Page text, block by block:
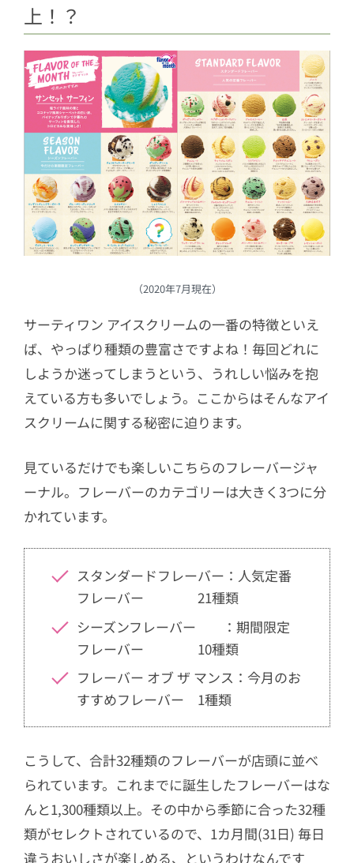
上！？
（2020年7月現在）
サーティワン アイスクリームの一番の特徴といえ
ば、やっぱり種類の豊富さですよね！毎回どれに
しようか迷ってしまうという、うれしい悩みを抱
えている方も多いでしょう。ここからはそんなアイ
スクリームに関する秘密に迫ります。
見ているだけでも楽しいこちらのフレーバージャ
ーナル。フレーバーのカテゴリーは大きく3つに分
かれています。
スタンダードフレーバー：人気定番
フレーバー 21種類
シーズンフレーバー ：期間限定
フレーバー 10種類
フレーバー オブ ザ マンス：今月のお
すすめフレーバー 1種類
こうして、合計32種類のフレーバーが店頭に並べ
られています。これまでに誕生したフレーバーはな
んと1,300種類以上。その中から季節に合った32種
類がセレクトされているので、1カ月間(31日) 毎日
違うおいしさが楽しめる、というわけなんです